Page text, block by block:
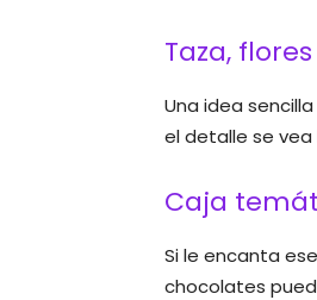
Taza,
Una idea
el detalle se
Caja
Si le encanta
chocolates